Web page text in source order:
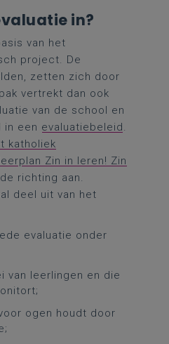
in?
van het
project. De
zetten zich door
vertrekt dan ook
van de school en
een evaluatiebeleid.
katholiek
Zin in leren! Zin
richting aan.
deel uit van het
evaluatie onder
van leerlingen en die
ogen houdt door